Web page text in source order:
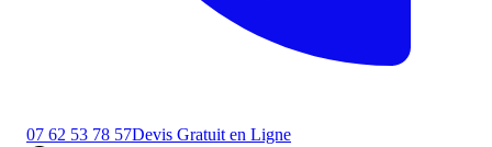
07 62 53 78 57Devis Gratuit en Ligne